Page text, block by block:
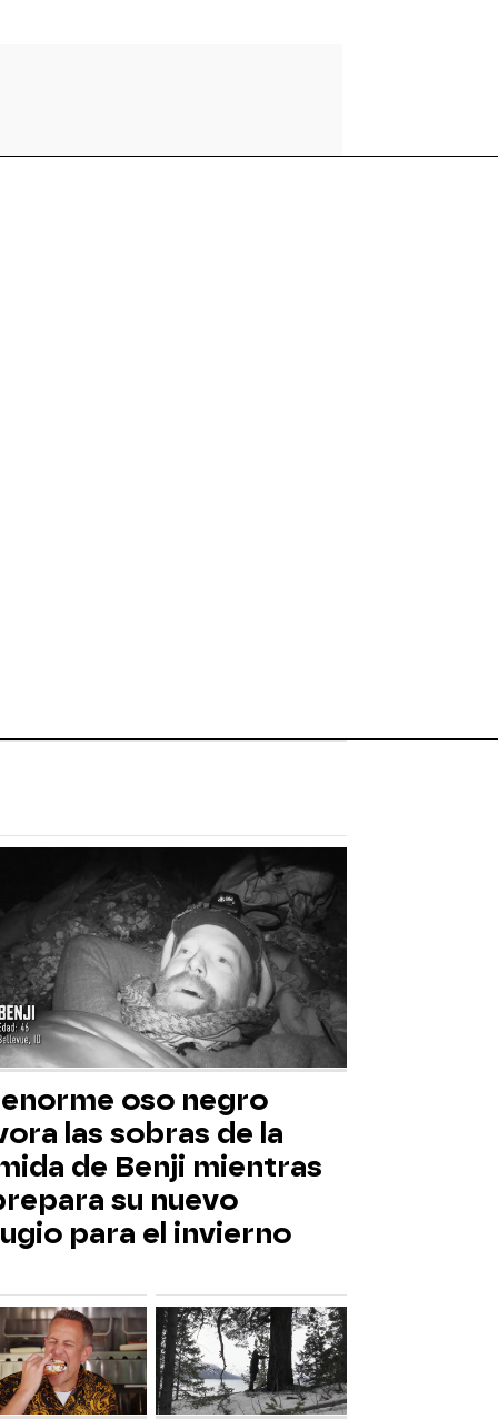
oso negro
las sobras de la
de Benji mientras
su nuevo
para el invierno